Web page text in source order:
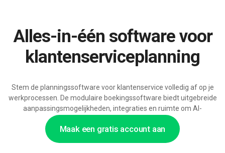
Maak een gratis account aan
Alles-in-één software voor
klantenserviceplanning
Stem de planningssoftware voor klantenservice volledig af op je
werkprocessen. De modulaire boekingssoftware biedt uitgebreide
aanpassingsmogelijkheden, integraties en ruimte om AI-